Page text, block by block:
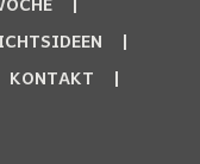
KONTAKT